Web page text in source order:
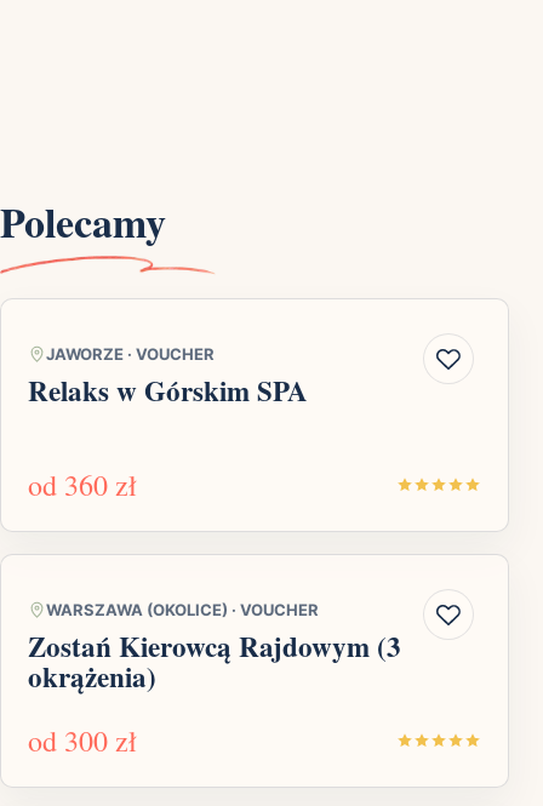
Polecamy
JAWORZE · VOUCHER
Relaks w Górskim SPA
od 360 zł
WARSZAWA (OKOLICE) · VOUCHER
Zostań Kierowcą Rajdowym (3
okrążenia)
od 300 zł